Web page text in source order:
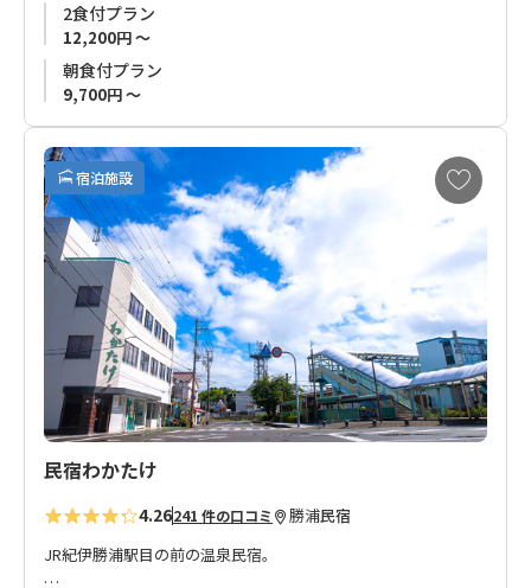
2食付プラン
12,200円 ～
朝食付プラン
9,700円 ～
宿泊施設
お
気
に
り
に
追
加
民宿わかたけ
4.26241 件の口コミ 勝浦民宿
JR紀伊勝浦駅目の前の温泉民宿。